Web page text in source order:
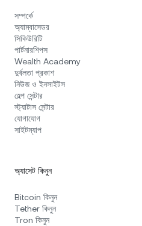
সম্পর্কে
অ্যাম্বাসেডর
সিকিউরিটি
পার্টনারশিপস
Wealth Academy
দুর্বলতা প্রকাশ
নিউজ ও ইনসাইটস
হেল্প সেন্টার
স্ট্যাটাস সেন্টার
যোগাযোগ
সাইটম্যাপ
অ্যাসেট কিনুন
Bitcoin কিনুন
Tether কিনুন
Tron কিনুন